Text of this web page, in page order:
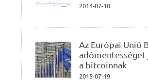
2014-07-10
Az Európai Unió
adómentességet
a bitcoinnak
2015-07-19